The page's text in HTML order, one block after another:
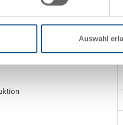
Auswahl